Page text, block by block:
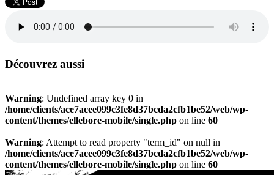
Découvrez aussi
Warning: Undefined array key 0 in
/home/clients/ace7acee099c3fe8d37bcda2cfb1be52/web/wp-
content/themes/ellebore-mobile/single.php on line 60
Warning: Attempt to read property "term_id" on null in
/home/clients/ace7acee099c3fe8d37bcda2cfb1be52/web/wp-
content/themes/ellebore-mobile/single.php on line 60